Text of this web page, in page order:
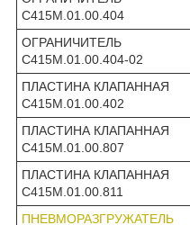
С415М.01.00.404
ОГРАНИЧИТЕЛЬ
С415М.01.00.404-02
ПЛАСТИНА КЛАПАННАЯ
С415М.01.00.402
ПЛАСТИНА КЛАПАННАЯ
С415М.01.00.807
ПЛАСТИНА КЛАПАННАЯ
С415М.01.00.811
ПНЕВМОРАЗГРУЖАТЕЛЬ